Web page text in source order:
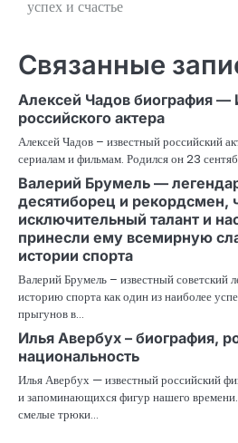
записям
успех и счастье
Связанные
Алексей Чадов биография —
российского актера
Алексей Чадов – известный российский
сериалам и фильмам. Родился он 23
Валерий Брумель —
десятиборец и рекордсмен,
исключительный талант и
принесли ему всемирную
истории спорта
Валерий Брумель – известный советский
историю спорта как один из наиболее
прыгунов в…
Илья Авербух – биография,
национальность
Илья Авербух — известный российский
и запоминающихся фигур нашего
смелые трюки…